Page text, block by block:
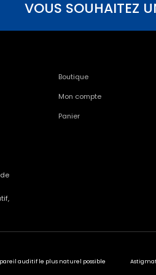
VOUS SOUHAITEZ
Boutique
Mon compte
Panier
auditif le plus naturel possible